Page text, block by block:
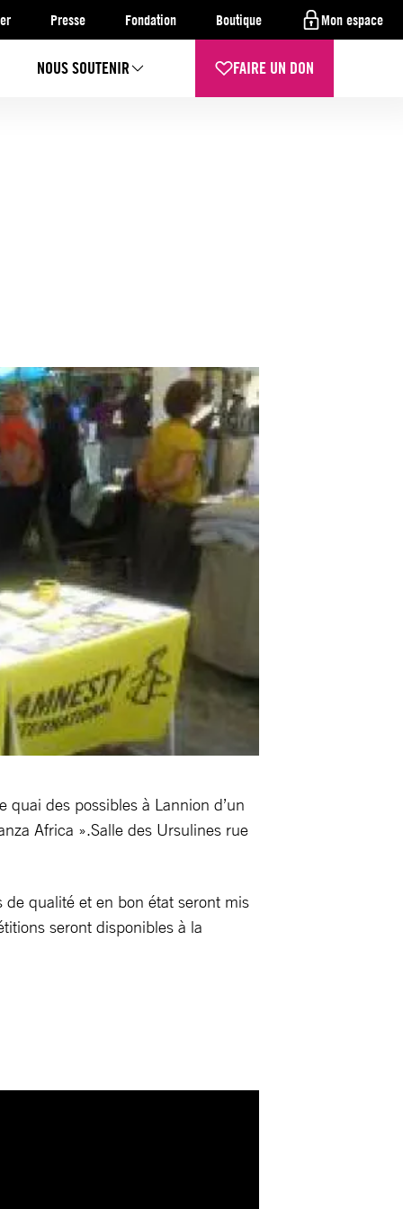
Presse Fondation Boutique Mon espace
NOUS SOUTENIR FAIRE UN DON
des possibles à Lannion d’un
Africa ».Salle des Ursulines rue
qualité et en bon état seront mis
seront disponibles à la